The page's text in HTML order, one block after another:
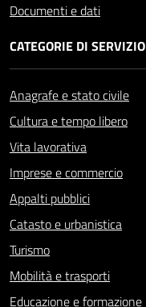
Documenti e dati
CATEGORIE DI SERVIZIO
Anagrafe e stato civile
Cultura e tempo libero
Vita lavorativa
Imprese e commercio
Appalti pubblici
Catasto e urbanistica
Turismo
Mobilità e trasporti
Educazione e formazione